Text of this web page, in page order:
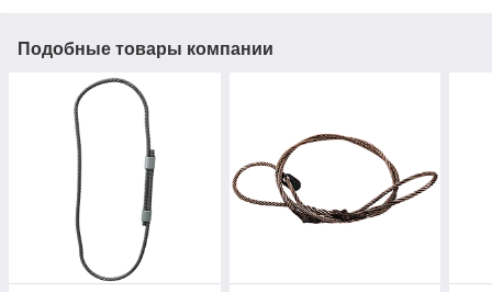
Подобные товары компании